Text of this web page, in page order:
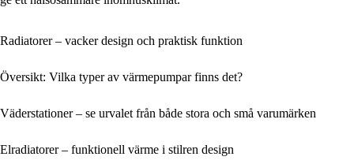
Radiatorer – vacker design och praktisk funktion
Översikt: Vilka typer av värmepumpar finns det?
Väderstationer – se urvalet från både stora och små varumärken
Elradiatorer – funktionell värme i stilren design